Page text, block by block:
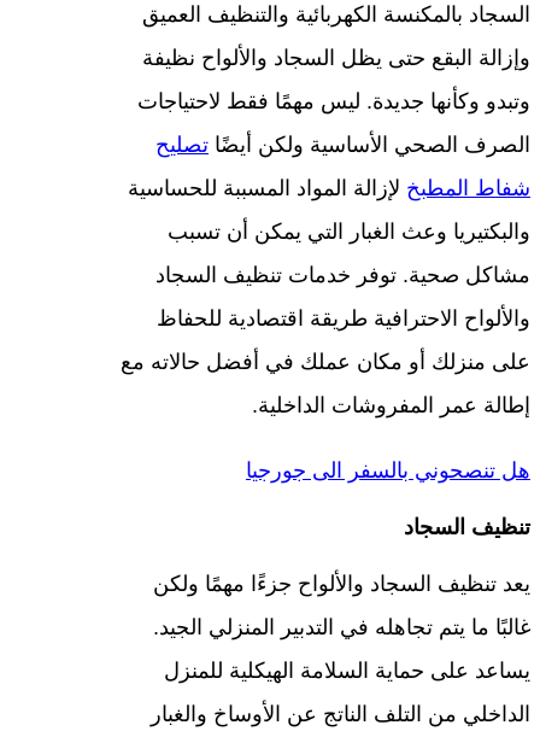
السجاد بالمكنسة الكهربائية والتنظيف العميق
وإزالة البقع حتى يظل السجاد والألواح نظيفة
وتبدو وكأنها جديدة. ليس مهمًا فقط لاحتياجات
الصرف الصحي الأساسية ولكن أيضًا تصليح
شفاط المطبخ لإزالة المواد المسببة للحساسية
والبكتيريا وعث الغبار التي يمكن أن تسبب
مشاكل صحية. توفر خدمات تنظيف السجاد
والألواح الاحترافية طريقة اقتصادية للحفاظ
على منزلك أو مكان عملك في أفضل حالاته مع
إطالة عمر المفروشات الداخلية.
هل تنصحوني بالسفر الى جورجيا
تنظيف السجاد
يعد تنظيف السجاد والألواح جزءًا مهمًا ولكن
غالبًا ما يتم تجاهله في التدبير المنزلي الجيد.
يساعد على حماية السلامة الهيكلية للمنزل
الداخلي من التلف الناتج عن الأوساخ والغبار